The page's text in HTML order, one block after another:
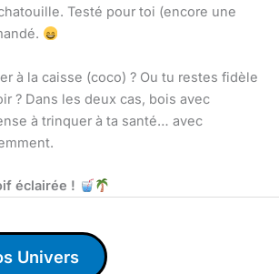
Testé pour toi (encore une
à la caisse (coco) ? Ou tu restes fidèle
? Dans les deux cas, bois avec
à trinquer à ta santé… avec
éclairée !
Univers